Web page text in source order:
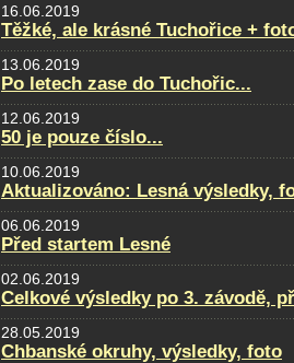
16.06.2019
Těžké, ale krásné Tuchořice +
13.06.2019
Po letech zase do Tuchořic...
12.06.2019
50 je pouze číslo...
10.06.2019
Aktualizováno: Lesná výsledky,
06.06.2019
Před startem Lesné
02.06.2019
Celkové výsledky po 3. závodě,
28.05.2019
Chbanské okruhy, výsledky, foto